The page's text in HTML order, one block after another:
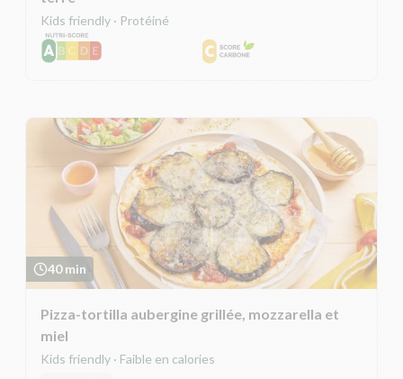
Kids friendly · Protéiné
40 min
Pizza-tortilla aubergine grillée, mozzarella et
miel
Kids friendly · Faible en calories